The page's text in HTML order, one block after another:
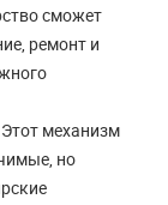
сможет
ремонт и
Этот механизм
но